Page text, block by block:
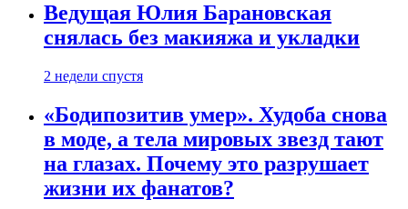
Ведущая Юлия Барановская
снялась без макияжа и укладки
2 недели спустя
«Бодипозитив умер». Худоба снова
в моде, а тела мировых звезд тают
на глазах. Почему это разрушает
жизни их фанатов?